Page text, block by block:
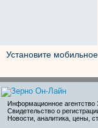
Установите
Информационное
Свидетельство о
Новости, аналитика, цены,